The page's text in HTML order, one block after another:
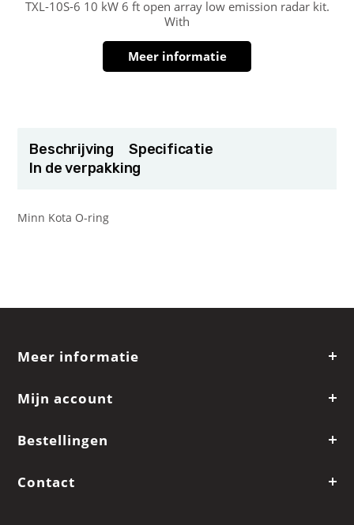
TXL-10S-6 10 kW 6 ft open array low emission radar kit.
With
Meer informatie
Beschrijving
Specificatie
In de verpakking
Minn Kota O-ring
Meer informatie
Mijn account
Bestellingen
Contact